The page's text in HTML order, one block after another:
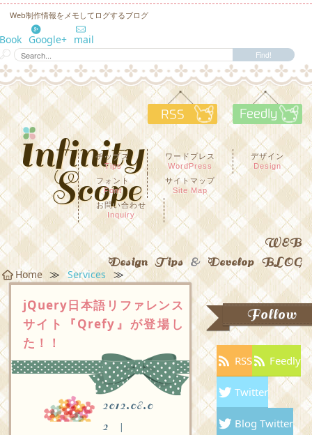
Web制作情報をメモしてログするブログ
Google+ mail
RSS
チップス
Tips
ワードプレス
WordPress
デザイン
Design
フォント
Font
サイトマップ
Site Map
お問い合わせ
Inquiry
WEB
Design Tips & Develop BLOG
Home ≫ Services ≫
jQuery日本語リファレンス
サイト『Qrefy』が登場し
た！！
2012.08.0
2
Follow
RSS Feedly
Twitter
Blog Twitter